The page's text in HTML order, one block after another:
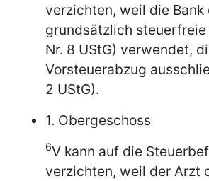
verzichten, weil die Bank
grundsätzlich
Nr. 8 UStG) verwendet,
Vorsteuerabzug
2 UStG).
1. Obergeschoss
6V kann auf die
verzichten, weil der Arzt